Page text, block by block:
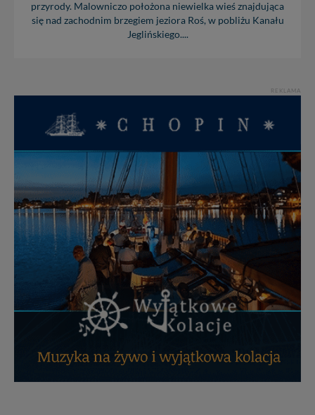
przyrody. Malowniczo położona niewielka wieś znajdująca
się nad zachodnim brzegiem jeziora Roś, w pobliżu Kanału
Jeglińskiego....
REKLAMA
zrobić za Ciebie.
Dziękujemy, i życzmy miłego odkrywania Mazur na